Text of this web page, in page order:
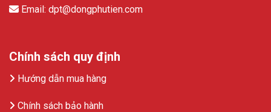
Email: dpt@dongphutien.com
Chính sách quy định
Hướng dẫn mua hàng
Chính sách bảo hành